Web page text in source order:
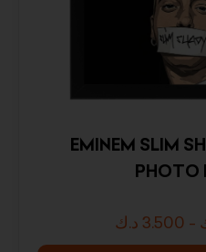
EMINEM SLIM
PHOTO
3.500 د.ك -